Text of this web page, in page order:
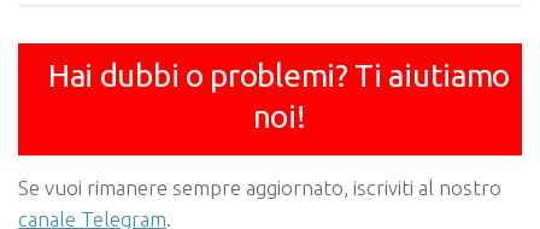
Hai dubbi o problemi? Ti aiutiamo
noi!
Se vuoi rimanere sempre aggiornato, iscriviti al nostro
canale Telegram.